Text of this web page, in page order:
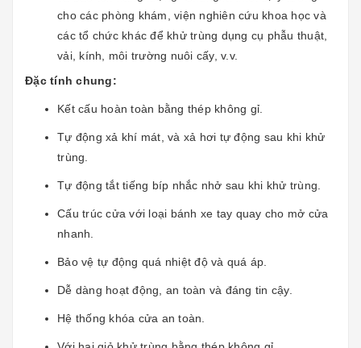
cho các phòng khám, viện nghiên cứu khoa học và
các tổ chức khác để khử trùng dụng cụ phẫu thuật,
vải, kính, môi trường nuôi cấy, v.v.
Đặc tính chung:
Kết cấu hoàn toàn bằng thép không gỉ.
Tự động xả khí mát, và xả hơi tự động sau khi khử
trùng.
Tự động tắt tiếng bíp nhắc nhở sau khi khử trùng.
Cấu trúc cửa với loại bánh xe tay quay cho mở cửa
nhanh.
Bảo vệ tự động quá nhiệt độ và quá áp.
Dễ dàng hoạt động, an toàn và đáng tin cậy.
Hệ thống khóa cửa an toàn.